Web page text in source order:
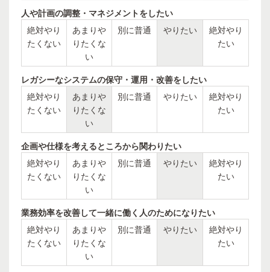
人や計画の調整・マネジメントをしたい
絶対やり
たくない
あまりや
りたくな
い
別に普通 やりたい
絶対やり
たい
レガシーなシステムの保守・運用・改善をしたい
絶対やり
たくない
あまりや
りたくな
い
別に普通 やりたい
絶対やり
たい
企画や仕様を考えるところから関わりたい
絶対やり
たくない
あまりや
りたくな
い
別に普通 やりたい
絶対やり
たい
業務効率を改善して一緒に働く人のためになりたい
絶対やり
たくない
あまりや
りたくな
い
別に普通 やりたい
絶対やり
たい